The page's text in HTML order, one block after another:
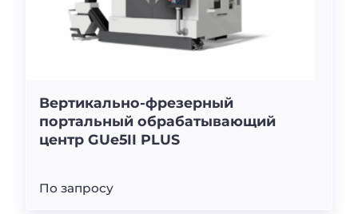
Вертикально-фрезерный
портальный обрабатывающий
центр GUe5II PLUS
По запросу